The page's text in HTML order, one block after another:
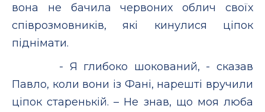
вона не бачила червоних облич своїх
співрозмовників, які кинулися ціпок
піднімати.
- Я глибоко шокований, - сказав
Павло, коли вони із Фані, нарешті вручили
ціпок старенькій. – Не знав, що моя люба